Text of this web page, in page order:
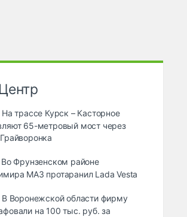
Центр
На трассе Курск – Касторное
65-метровый мост через
Во Фрунзенском районе
МАЗ протаранил Lada Vesta
В Воронежской области фирму
на 100 тыс. руб. за